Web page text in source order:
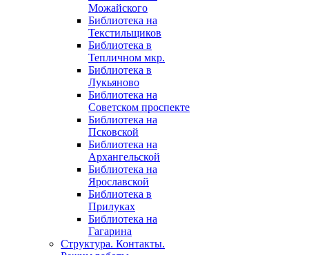
Можайского
Библиотека на
Текстильщиков
Библиотека в
Тепличном мкр.
Библиотека в
Лукьяново
Библиотека на
Советском проспекте
Библиотека на
Псковской
Библиотека на
Архангельской
Библиотека на
Ярославской
Библиотека в
Прилуках
Библиотека на
Гагарина
Структура. Контакты.